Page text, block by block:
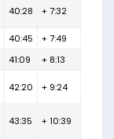
40:28 + 7:32
40:45
+ 7:49
41:09 + 8:13
42:20 + 9:24
43:35 + 10:39